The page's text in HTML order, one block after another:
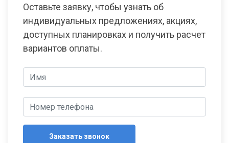
Оставьте заявку, чтобы узнать об
индивидуальных предложениях, акциях,
доступных планировках и получить расчет
вариантов оплаты.
Заказать звонок